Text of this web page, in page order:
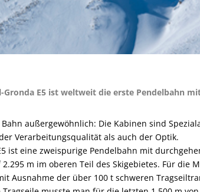
Gronda E5 ist weltweit die erste Pendelbahn
außergewöhnlich: Die Kabinen sind
Verarbeitungsqualität als auch der Optik.
ist eine zweispurige Pendelbahn mit
m im oberen Teil des Skigebietes. Für die
Ausnahme der über 100 t schweren